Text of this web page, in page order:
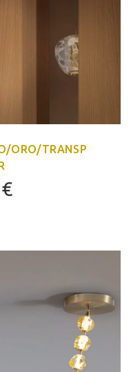
ORO/TRANSP
€